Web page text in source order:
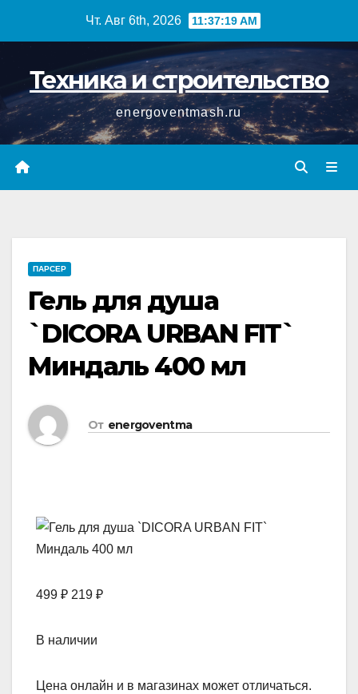
Чт. Авг 6th, 2026 11:37:19 AM
Техника и строительство
energoventmash.ru
ПАРСЕР
Гель для душа
`DICORA URBAN FIT`
Миндаль 400 мл
От energoventma
499 ₽ 219 ₽
В наличии
Цена онлайн и в магазинах может отличаться.